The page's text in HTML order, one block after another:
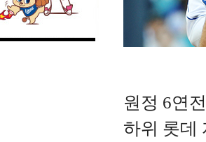
원정 6연
하위 롯데